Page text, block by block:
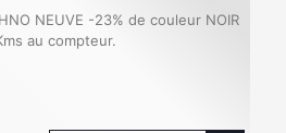
NEUVE -23% de couleur NOIR
au compteur.